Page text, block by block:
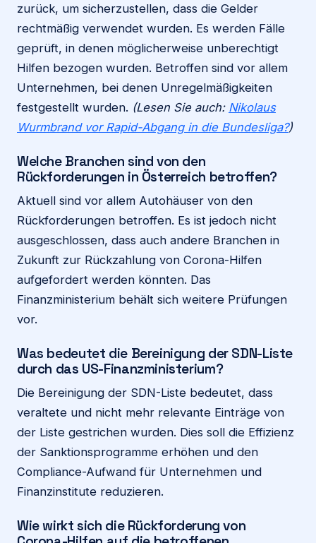
zurück, um sicherzustellen, dass die Gelder
rechtmäßig verwendet wurden. Es werden Fälle
geprüft, in denen möglicherweise unberechtigt
Hilfen bezogen wurden. Betroffen sind vor allem
Unternehmen, bei denen Unregelmäßigkeiten
festgestellt wurden. (Lesen Sie auch: Nikolaus
Wurmbrand vor Rapid-Abgang in die Bundesliga?)
Welche Branchen sind von den
Rückforderungen in Österreich betroffen?
Aktuell sind vor allem Autohäuser von den
Rückforderungen betroffen. Es ist jedoch nicht
ausgeschlossen, dass auch andere Branchen in
Zukunft zur Rückzahlung von Corona-Hilfen
aufgefordert werden könnten. Das
Finanzministerium behält sich weitere Prüfungen
vor.
Was bedeutet die Bereinigung der SDN-Liste
durch das US-Finanzministerium?
Die Bereinigung der SDN-Liste bedeutet, dass
veraltete und nicht mehr relevante Einträge von
der Liste gestrichen wurden. Dies soll die Effizienz
der Sanktionsprogramme erhöhen und den
Compliance-Aufwand für Unternehmen und
Finanzinstitute reduzieren.
Wie wirkt sich die Rückforderung von